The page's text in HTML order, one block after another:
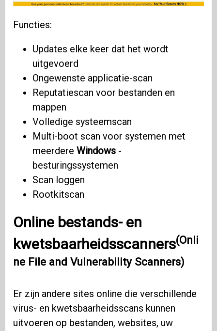
Functies:
Updates elke keer dat het wordt
uitgevoerd
Ongewenste applicatie-scan
Reputatiescan voor bestanden en
mappen
Volledige systeemscan
Multi-boot scan voor systemen met
meerdereWindows -
besturingssystemen
Scan loggen
Rootkitscan
Online bestands- en
kwetsbaarheidsscanners(Onli
ne File and Vulnerability Scanners)
Er zijn andere sites online die verschillende
virus- en kwetsbaarheidsscans kunnen
uitvoeren op bestanden, websites, uw